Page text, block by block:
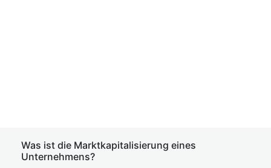
Was ist die Marktkapitalisierung eines
Unternehmens?